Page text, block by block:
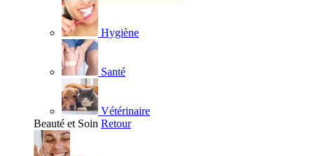
Hygiène
Santé
Vétérinaire
Beauté et Soin Retour